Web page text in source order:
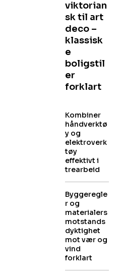
viktorian
sk til art
deco –
klassisk
e
boligstil
er
forklart
Kombiner
håndverktø
y og
elektroverk
tøy
effektivt i
trearbeid
Byggeregle
r og
materialers
motstands
dyktighet
mot vær og
vind
forklart